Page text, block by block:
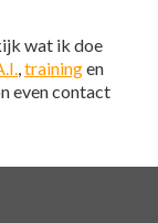
wat ik doe
,trainingen
even contact